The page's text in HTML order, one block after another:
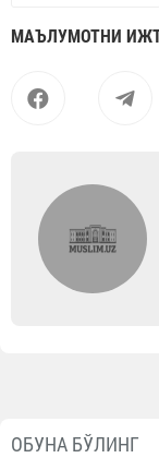
МАЪЛУМОТНИ
ОБУНА БЎЛИНГ